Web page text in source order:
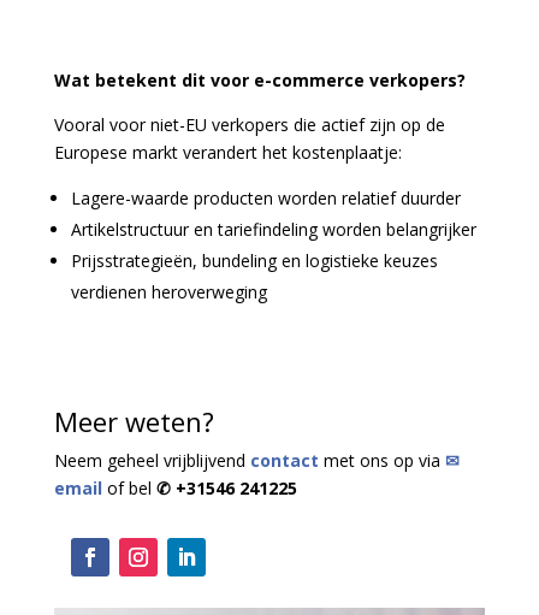
Wat betekent dit voor e-commerce verkopers?
Vooral voor niet-EU verkopers die actief zijn op de
Europese markt verandert het kostenplaatje:
Lagere-waarde producten worden relatief duurder
Artikelstructuur en tariefindeling worden belangrijker
Prijsstrategieën, bundeling en logistieke keuzes
verdienen heroverweging
Meer weten?
Neem geheel vrijblijvend contact met ons op via ✉
email of bel ✆ +31546 241225